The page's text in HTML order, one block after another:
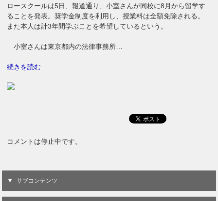
ロースクールは5日、報道通り、小室さんが同校に8月から留学す
ることを発表。奨学金制度を利用し、授業料は全額免除される。
また本人は計3年間学ぶことを希望しているという。
小室さんは東京都内の法律事務所…
続きを読む
コメントは停止中です。
サブコンテンツ